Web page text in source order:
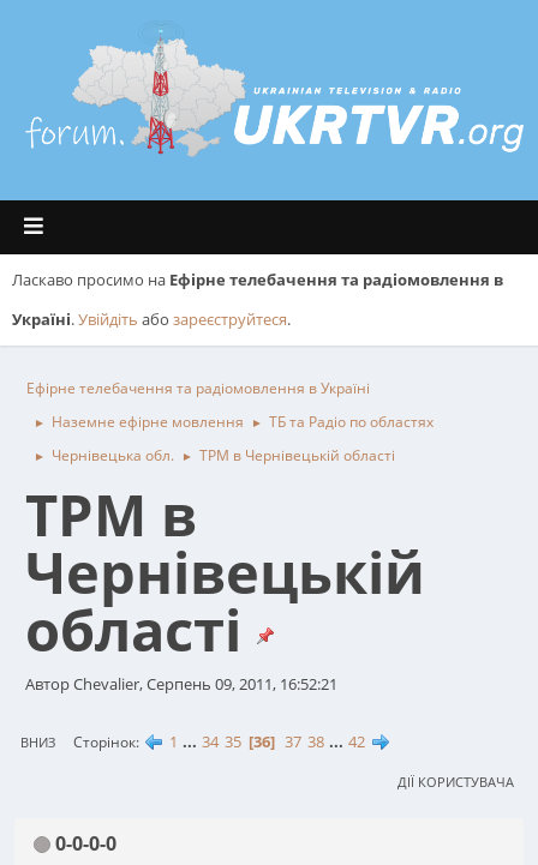
Ласкаво просимо на Ефірне телебачення та радіомовлення в
Україні.Увійдіть або зареєструйтеся.
Ефірне телебачення та радіомовлення в Україні
► Наземне ефірне мовлення ► ТБ та Радіо по областях
► Чернівецька обл. ► ТРМ в Чернівецькій області
ТРМ в
Чернівецькій
області
Автор Chevalier, Серпень 09, 2011, 16:52:21
ВНИЗ Сторінок 1 ... 34 35 36 37 38 ... 42
ДІЇ КОРИСТУВАЧА
0-0-0-0